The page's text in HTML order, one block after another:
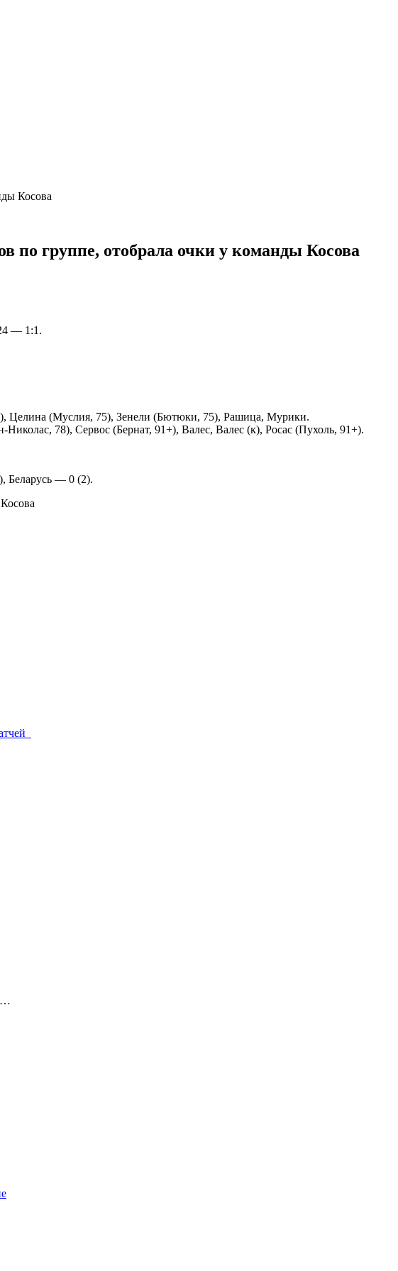
Косова
по группе, отобрала очки у команды Косова
— 1:1.
Целина (Муслия, 75), Зенели (Бютюки, 75), Рашица, Мурики.
78), Сервос (Бернат, 91+), Валес, Валес (к), Росас (Пухоль, 91+).
Беларусь — 0 (2).